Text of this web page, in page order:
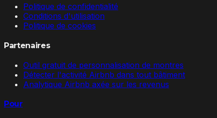
Politique de confidentialité
Conditions d'utilisation
Politique de cookies
Partenaires
Outil gratuit de personnalisation de montres
Détecter l'activité Airbnb dans tout bâtiment
Analytique Airbnb axée sur les revenus
Pour